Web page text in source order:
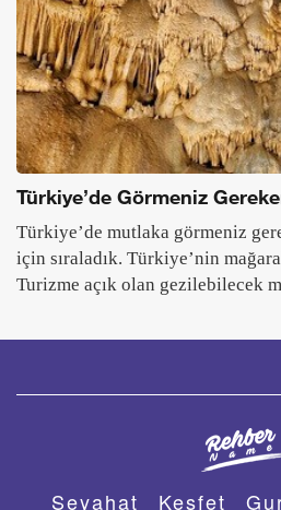
Türkiye’de Görmeniz
Türkiye’de mutlaka görmeniz
için sıraladık. Türkiye’nin
Turizme açık olan gezilebilecek
Seyahat Keşfet